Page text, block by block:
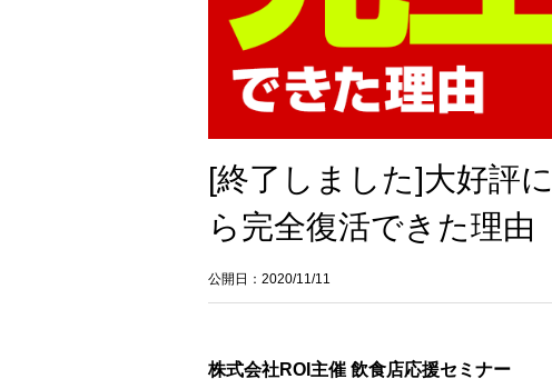
[終了しました]大好評
ら完全復活できた理由
公開日：2020/11/11
株式会社ROI主催 飲食店応援セミナー